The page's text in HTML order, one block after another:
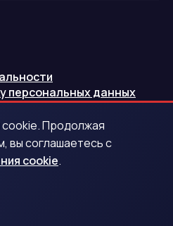
персональных данных
cookie
персональных данных
Федерации
cookie. Продолжая
вы соглашаетесь с
cookie.